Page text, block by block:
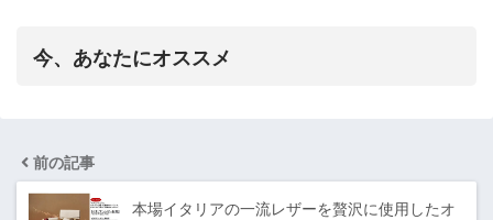
今、あなたにオススメ
前の記事
本場イタリアの一流レザーを贅沢に使用したオ